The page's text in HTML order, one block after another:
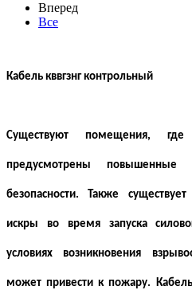
Вперед
Все
Кабель кввгзнг контрольный
Существуют помещения,
предусмотрены повышенные
безопасности. Также
искры во время запуска
условиях возникновения
может привести к пожару. К